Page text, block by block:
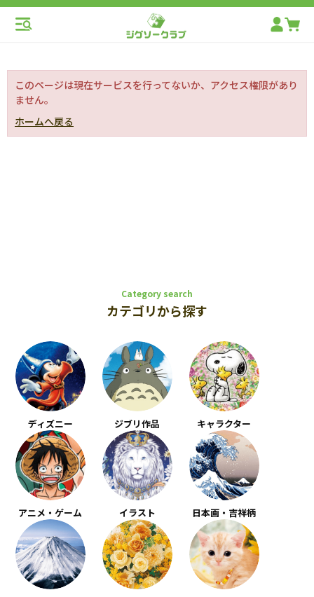
このページは現在サービスを行ってないか、アクセス権限があり
ません。
ホームへ戻る
Category search
カテゴリから探す
ディズニー ジブリ作品 キャラクター
アニメ・ゲーム イラスト 日本画・吉祥柄